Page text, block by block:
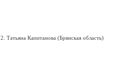
2. Татьяна Капитанова (Брянская область)